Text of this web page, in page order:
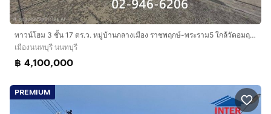
ทาวน์โฮม 3 ชั้น 17 ตร.ว. หมู่บ้านกลางเมือง ราชพฤกษ์-พระราม5 ใกล้วัดอมฤต เข้าซอยบางไผ่21 ถนนนครอินทร์ เมืองนนทบุรี นนทบุรี
เมืองนนทบุรี นนทบุรี
฿ 4,100,000
PREMIUM